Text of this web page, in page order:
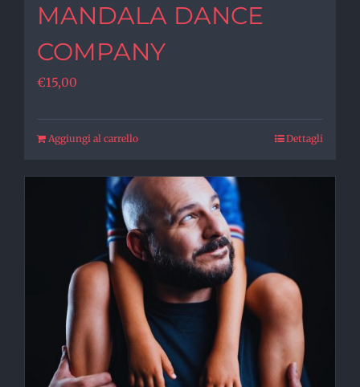
MANDALA DANCE
COMPANY
€15,00
Aggiungi al carrello Dettagli